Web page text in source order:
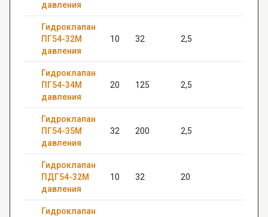
давления
Гидроклапан
ПГ54-32М
давления
10 32 2,5
Гидроклапан
ПГ54-34М
давления
20 125 2,5
Гидроклапан
ПГ54-35М
давления
32 200 2,5
Гидроклапан
ПДГ54-32М
давления
10 32 20
Гидроклапан